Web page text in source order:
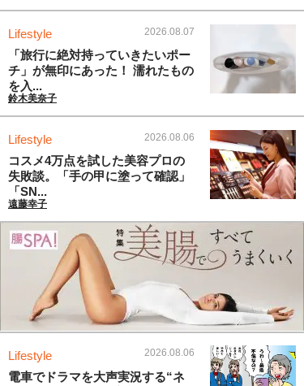
Lifestyle 2026.08.07
「旅行に絶対持っていきたいポー
チ」が無印にあった！ 濡れたもの
を入...
鈴木美奈子
Lifestyle 2026.08.06
コスメ4万点を試した美容プロの
失敗談。「手の甲に塗って確認」
「SN...
遠藤幸子
Lifestyle 2026.08.06
電車でドラマを大声実況する“ネ